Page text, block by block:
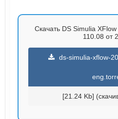
Скачать DS Simulia
110.08 от
ds-simulia-xflow-
[21.24 Kb]